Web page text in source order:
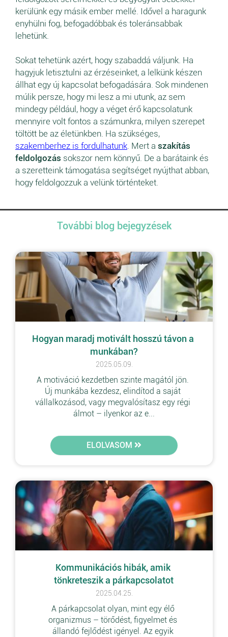
kerülünk egy másik ember mellé. Idővel a haragunk
enyhülni fog, befogadóbbak és toleránsabbak
lehetünk.
Sokat tehetünk azért, hogy szabaddá váljunk. Ha
hagyjuk letisztulni az érzéseinket, a lelkünk készen
állhat egy új kapcsolat befogadására. Sok mindenen
múlik persze, hogy mi lesz a mi utunk, az sem
mindegy például, hogy a véget érő kapcsolatunk
mennyire volt fontos a számunkra, milyen szerepet
töltött be az életünkben. Ha szükséges,
szakemberhez is fordulhatunk. Mert a szakítás
feldolgozás sokszor nem könnyű. De a barátaink és
a szeretteink támogatása segítséget nyújthat abban,
hogy feldolgozzuk a velünk történteket.
További blog bejegyzések
Hogyan maradj motivált hosszú távon a
munkában?
2025.05.09.
A motiváció kezdetben szinte magától jön.
Új munkába kezdesz, elindítod a saját
vállalkozásod, vagy megvalósítasz egy régi
álmot – ilyenkor az e...
ELOLVASOM
Kommunikációs hibák, amik
tönkreteszik a párkapcsolatot
2025.04.25.
A párkapcsolat olyan, mint egy élő
organizmus – törődést, figyelmet és
állandó fejlődést igényel. Az egyik